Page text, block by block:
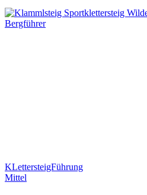
KLettersteigFührung
Mittel